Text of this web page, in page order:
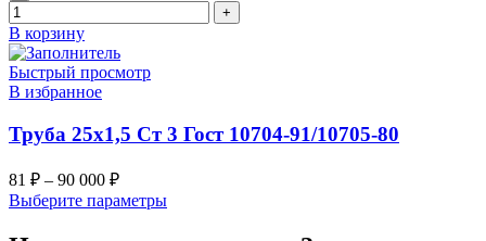
В корзину
Быстрый просмотр
В избранное
Труба 25х1,5 Ст 3 Гост 10704-91/10705-80
81 ₽ – 90 000 ₽
Выберите параметры